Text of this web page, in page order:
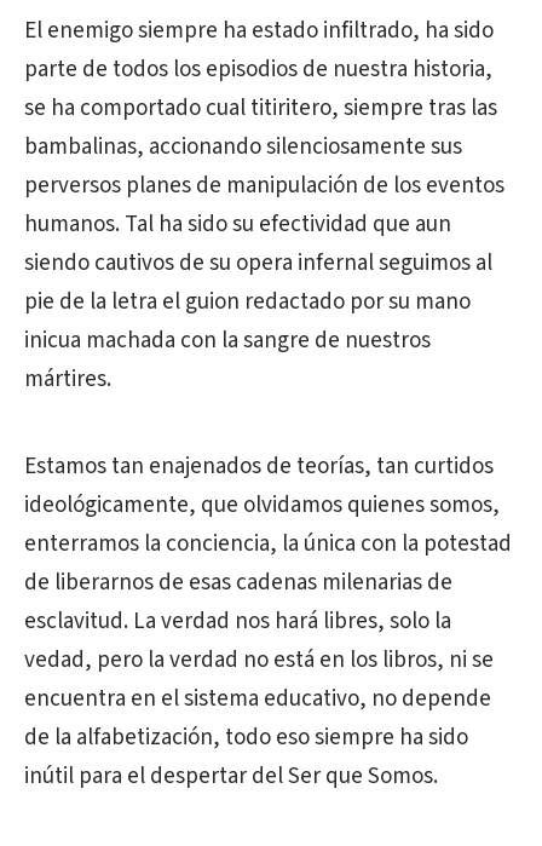
El enemigo siempre ha estado infiltrado, ha sido
parte de todos los episodios de nuestra historia,
se ha comportado cual titiritero, siempre tras las
bambalinas, accionando silenciosamente sus
perversos planes de manipulación de los eventos
humanos. Tal ha sido su efectividad que aun
siendo cautivos de su opera infernal seguimos al
pie de la letra el guion redactado por su mano
inicua machada con la sangre de nuestros
mártires.
Estamos tan enajenados de teorías, tan curtidos
ideológicamente, que olvidamos quienes somos,
enterramos la conciencia, la única con la potestad
de liberarnos de esas cadenas milenarias de
esclavitud. La verdad nos hará libres, solo la
vedad, pero la verdad no está en los libros, ni se
encuentra en el sistema educativo, no depende
de la alfabetización, todo eso siempre ha sido
inútil para el despertar del Ser que Somos.